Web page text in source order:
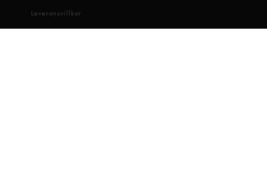
Leveransvillkor